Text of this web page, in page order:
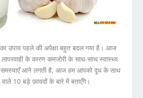
उपाय पहले की अपेक्षा बहुत बदल गया है। आज
के कारण कमजोरी के साथ-साथ स्वास्थ्य
समस्याएँ आने लगती है, आज हम आपको दूध के साथ
10 बड़े फ़ायदों के बारे में बताएँगे।